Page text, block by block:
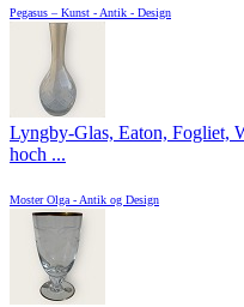
Pegasus – Kunst - Antik - Design
Lyngby-Glas, Eaton, Fogliet,
hoch ...
Moster Olga - Antik og Design